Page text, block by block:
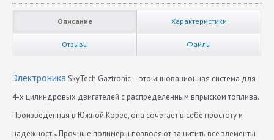
Описание Характеристики
Отзывы Файлы
ЭлектроникаSkyTech Gaztronic – это инновационная система для
4-х цилиндровых двигателей с распределенным впрыском топлива.
Произведенная в Южной Корее, она сочетает в себе простоту и
надежность. Прочные полимеры позволяют защитить все элементы